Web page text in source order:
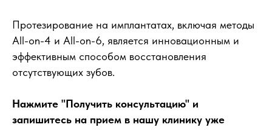
Протезирование на имплантатах, включая методы
All-on-4 и All-on-6, является инновационным и
эффективным способом восстановления
отсутствующих зубов.
Нажмите "Получить консультацию" и
запишитесь на прием в нашу клинику уже